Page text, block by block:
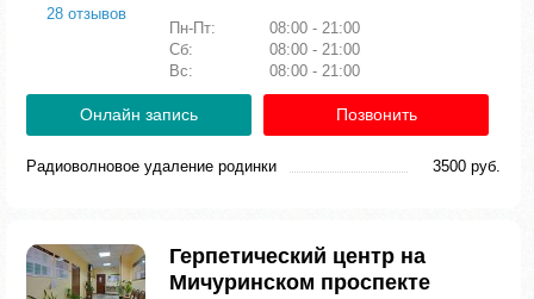
28 отзывов
Пн-Пт:
08:00 - 21:00
Сб:
08:00 - 21:00
Вс:
08:00 - 21:00
Онлайн запись Позвонить
Радиоволновое удаление родинки 3500 руб.
Герпетический центр на
Мичуринском проспекте